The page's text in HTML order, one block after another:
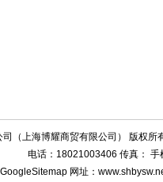
（上海博耀商贸有限公司） 版权所
电话：18021003406 传真： 手
GoogleSitemap 网址：